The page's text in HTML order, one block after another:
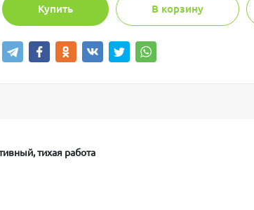
Купить В корзину
тихая работа